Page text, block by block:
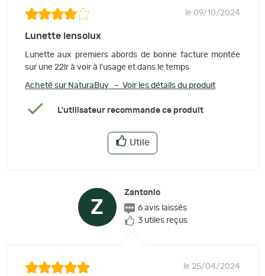
le 09/10/2024
Lunette lensolux
Lunette aux premiers abords de bonne facture montée
sur une 22lr à voir à l'usage et dans le temps
Acheté sur NaturaBuy – Voir les détails du produit
L'utilisateur recommande ce produit
Utile
Z
Zantonio
6 avis laissés
3 utiles reçus
le 25/04/2024